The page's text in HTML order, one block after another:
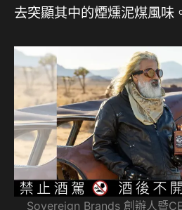
去突顯其中的煙燻泥煤風味
Sovereign Brands 創辦人暨